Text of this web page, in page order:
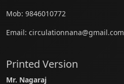
Mob: 9846010772
Email: circulationnana@gmail.com
Printed Version
Mr. Nagaraj